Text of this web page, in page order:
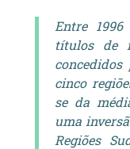
Entre
títulos de
cinco
se da
uma
Regiões